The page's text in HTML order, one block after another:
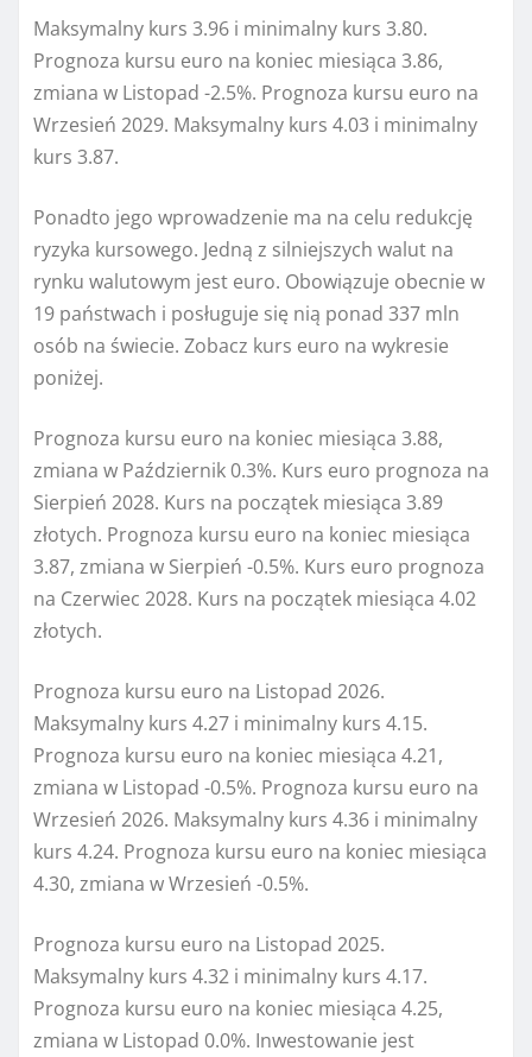
Maksymalny kurs 3.96 i minimalny kurs 3.80.
Prognoza kursu euro na koniec miesiąca 3.86,
zmiana w Listopad -2.5%. Prognoza kursu euro na
Wrzesień 2029. Maksymalny kurs 4.03 i minimalny
kurs 3.87.
Ponadto jego wprowadzenie ma na celu redukcję
ryzyka kursowego. Jedną z silniejszych walut na
rynku walutowym jest euro. Obowiązuje obecnie w
19 państwach i posługuje się nią ponad 337 mln
osób na świecie. Zobacz kurs euro na wykresie
poniżej.
Prognoza kursu euro na koniec miesiąca 3.88,
zmiana w Październik 0.3%. Kurs euro prognoza na
Sierpień 2028. Kurs na początek miesiąca 3.89
złotych. Prognoza kursu euro na koniec miesiąca
3.87, zmiana w Sierpień -0.5%. Kurs euro prognoza
na Czerwiec 2028. Kurs na początek miesiąca 4.02
złotych.
Prognoza kursu euro na Listopad 2026.
Maksymalny kurs 4.27 i minimalny kurs 4.15.
Prognoza kursu euro na koniec miesiąca 4.21,
zmiana w Listopad -0.5%. Prognoza kursu euro na
Wrzesień 2026. Maksymalny kurs 4.36 i minimalny
kurs 4.24. Prognoza kursu euro na koniec miesiąca
4.30, zmiana w Wrzesień -0.5%.
Prognoza kursu euro na Listopad 2025.
Maksymalny kurs 4.32 i minimalny kurs 4.17.
Prognoza kursu euro na koniec miesiąca 4.25,
zmiana w Listopad 0.0%. Inwestowanie jest